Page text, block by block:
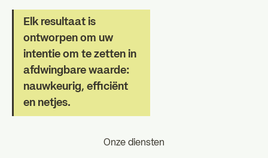
Elk resultaat is
ontworpen om uw
intentie om te zetten in
afdwingbare waarde:
nauwkeurig, efficiënt
en netjes.
Onze diensten